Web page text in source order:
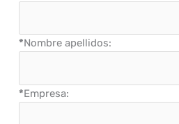
*Nombre apellidos:
*Empresa: